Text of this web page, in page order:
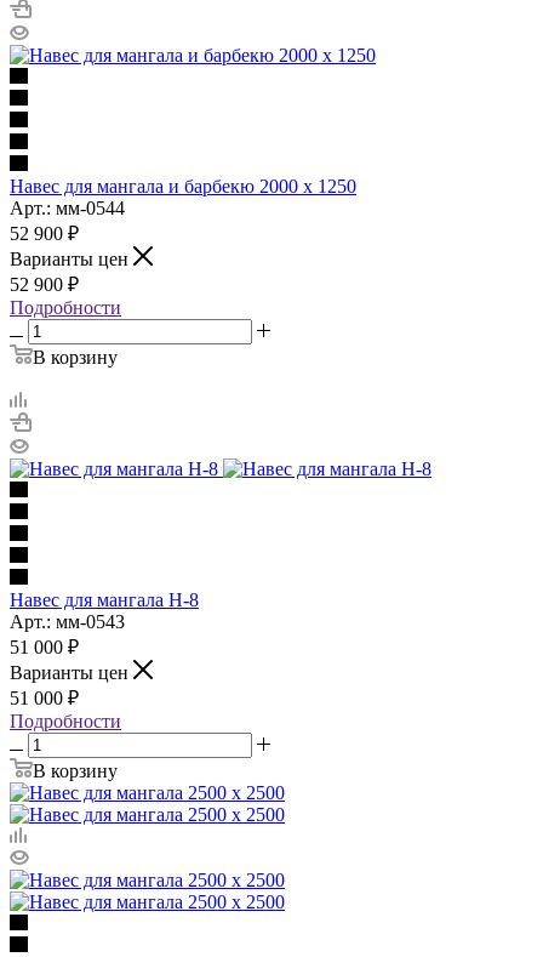
Навес для мангала и барбекю 2000 х 1250
Арт.: мм-0544
52 900 ₽
Варианты цен
52 900 ₽
Подробности
В корзину
Навес для мангала Н-8
Арт.: мм-0543
51 000 ₽
Варианты цен
51 000 ₽
Подробности
В корзину